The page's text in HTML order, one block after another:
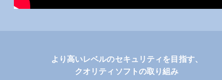
より高いレベルのセキュリティを目指す、
クオリティソフトの取り組み